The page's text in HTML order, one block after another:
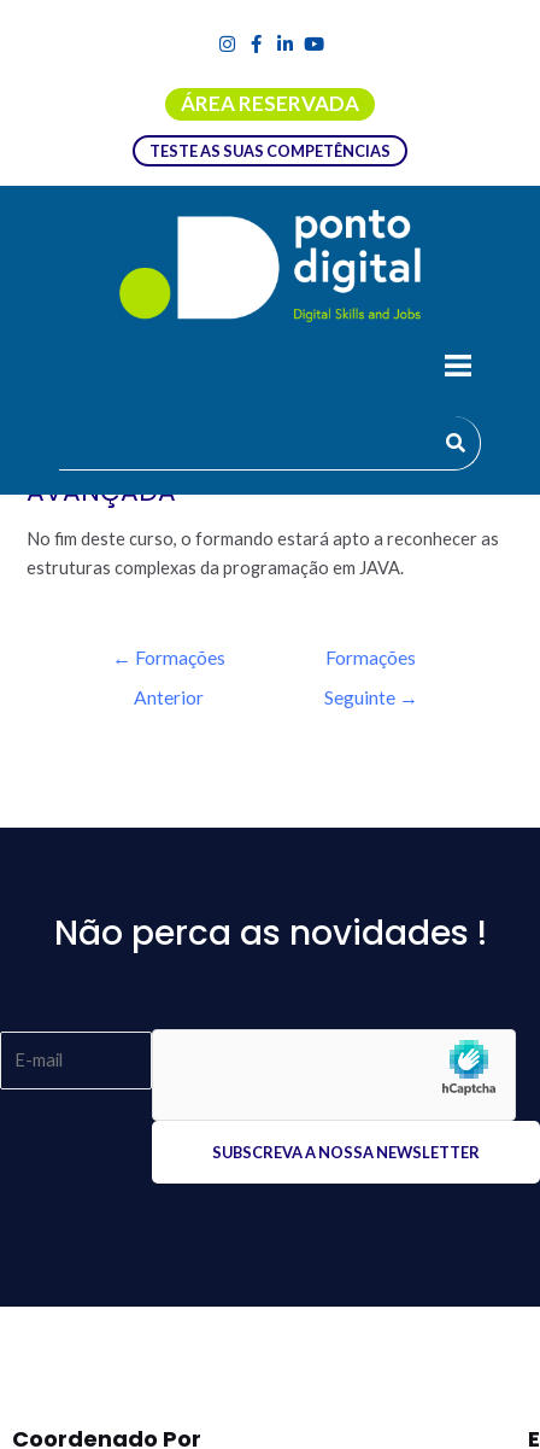
ÁREA RESERVADA
TESTE AS SUAS COMPETÊNCIAS
FORMAÇÃO EMPREGO + DIGITAL |
PROGRAMAÇÃO EM JAVA –
AVANÇADA
No fim deste curso, o formando estará apto a reconhecer as
estruturas complexas da programação em JAVA.
← Formações
Anterior
Formações
Seguinte →
Não perca as novidades !
Coordenado Por